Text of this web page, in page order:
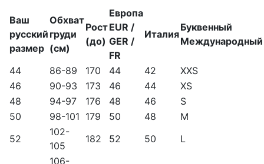
Ваш
русский
размер
Обхват
груди
(см)
Рост
(до)
Европа
EUR /
GER /
FR
Италия
Буквенный
Международный
44 86-89 170 44 42
XXS
46
90-93 173 46 44
XS
48
94-97 176 48 46
S
50
98-101 179 50 48
M
52
102-
105
182 52 50 L
106-